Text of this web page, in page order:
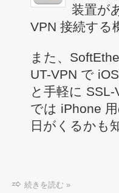
装置が
VPN 接続する
また、
UT-VPN で
と手軽に
では iPhone
日がくるかも
続きを読む »